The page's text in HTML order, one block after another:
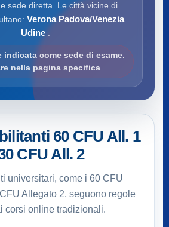
sede diretta. Le città vicine di
Verona Padova/Venezia
Udine
indicata come sede di esame.
nella pagina specifica
60 CFU All. 1
CFU All. 2
universitari, come i 60 CFU
Allegato 2, seguono regole
corsi online tradizionali.